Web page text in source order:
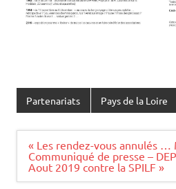
Partenariats Pays de la Loire
Navigation
de
l’article
« Les rendez-vous annulés
Communiqué de presse –
Aout 2019 contre la SPILF »